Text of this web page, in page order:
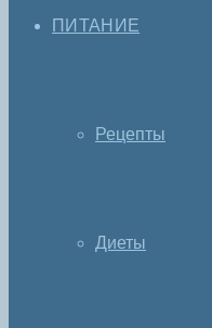
ПИТАНИЕ
Рецепты
Диеты